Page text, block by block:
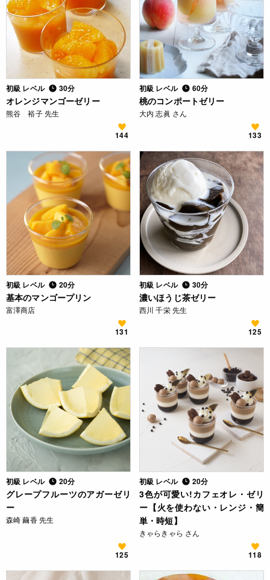
初級 レベル 30分
オレンジマンゴーゼリー
熊谷 裕子 先生
144
初級 レベル 60分
桃のコンポートゼリー
大内 志眞 さん
133
初級 レベル 20分
基本のマンゴープリン
富澤商店
131
初級 レベル 30分
濃いほうじ茶ゼリー
西川 千栄 先生
125
初級 レベル 20分
グレープフルーツのアガーゼリ
ー
森崎 繭香 先生
125
初級 レベル 20分
3色が可愛い!カフェオレ・ゼリ
ー【火を使わない・レンジ・簡
単・時短】
きゃらきゃら さん
118